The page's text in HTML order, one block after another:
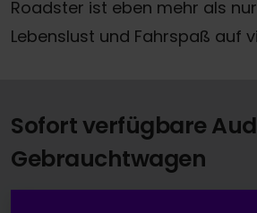
Roadster ist eben mehr als
Lebenslust und Fahrspaß auf
Sofort verfügbare Audi
Gebrauchtwagen